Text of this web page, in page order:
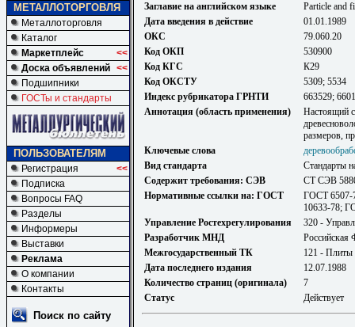
МЕТАЛЛОТОРГОВЛЯ
Металлоторговля
Каталог
Маркетплейс
<<
Доска объявлений <<
Подшипники
ГОСТы и стандарты
ПОЛЬЗОВАТЕЛЯМ
Регистрация
<<
Подписка
Вопросы FAQ
Разделы
Информеры
Выставки
Реклама
О компании
Контакты
Поиск по сайту
Заглавие на английском языке
Particle and
Дата введения в действие
01.01.1989
ОКС
79.060.20
Код ОКП
530900
Код КГС
К29
Код ОКСТУ
5309; 5534
Индекс рубрикатора ГРНТИ
663529;
Аннотация (область применения)
Настоящий
размеров,
Ключевые слова
Вид стандарта
Стандарты
Содержит требования: СЭВ
СТ СЭВ
Нормативные ссылки на: ГОСТ
ГОСТ 6507-
10633-78;
Управление Ростехрегулирования
320 -
Разработчик МНД
Российская
Межгосударственный ТК
121 - Плиты
Дата последнего издания
12.07.1988
Количество страниц (оригинала)
7
Статус
Действует